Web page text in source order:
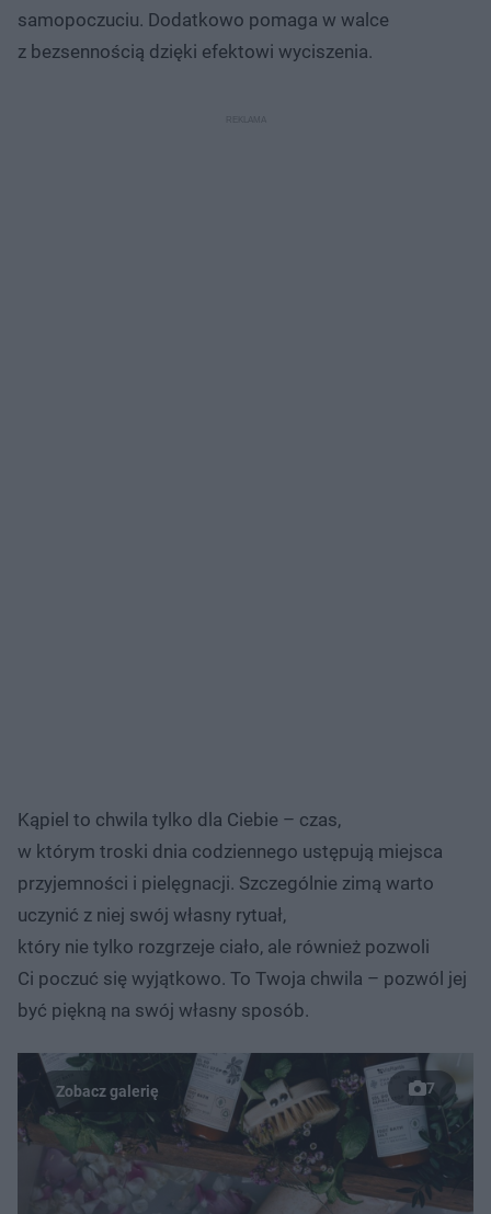
samopoczuciu. Dodatkowo pomaga w walce
z bezsennością dzięki efektowi wyciszenia.
Kąpiel to chwila tylko dla Ciebie – czas,
w którym troski dnia codziennego ustępują miejsca
przyjemności i pielęgnacji. Szczególnie zimą warto
uczynić z niej swój własny rytuał,
który nie tylko rozgrzeje ciało, ale również pozwoli
Ci poczuć się wyjątkowo. To Twoja chwila – pozwól jej
być piękną na swój własny sposób.
7